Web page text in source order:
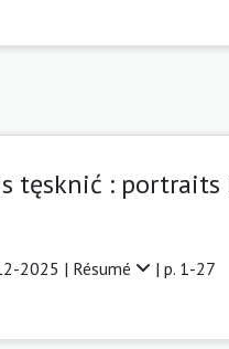
tęsknić :
2025 | Résumé | p. 1-27